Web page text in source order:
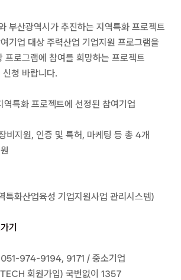
부산광역시가 추진하는 지역특화 프로젝트
여기업 대상 주력산업 기업지원 프로그램을
프로그램에 참여를 희망하는 프로젝트
청 바랍니다.
특화 프로젝트에 선정된 참여기업
비지원, 인증 및 특허, 마케팅 등 총 4개
특화산업육성 기업지원사업 관리시스템)
기
051-974-9194, 9171 / 중소기업
회원가입) 국번없이 1357